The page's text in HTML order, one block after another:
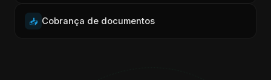
📥 Cobrança de documentos